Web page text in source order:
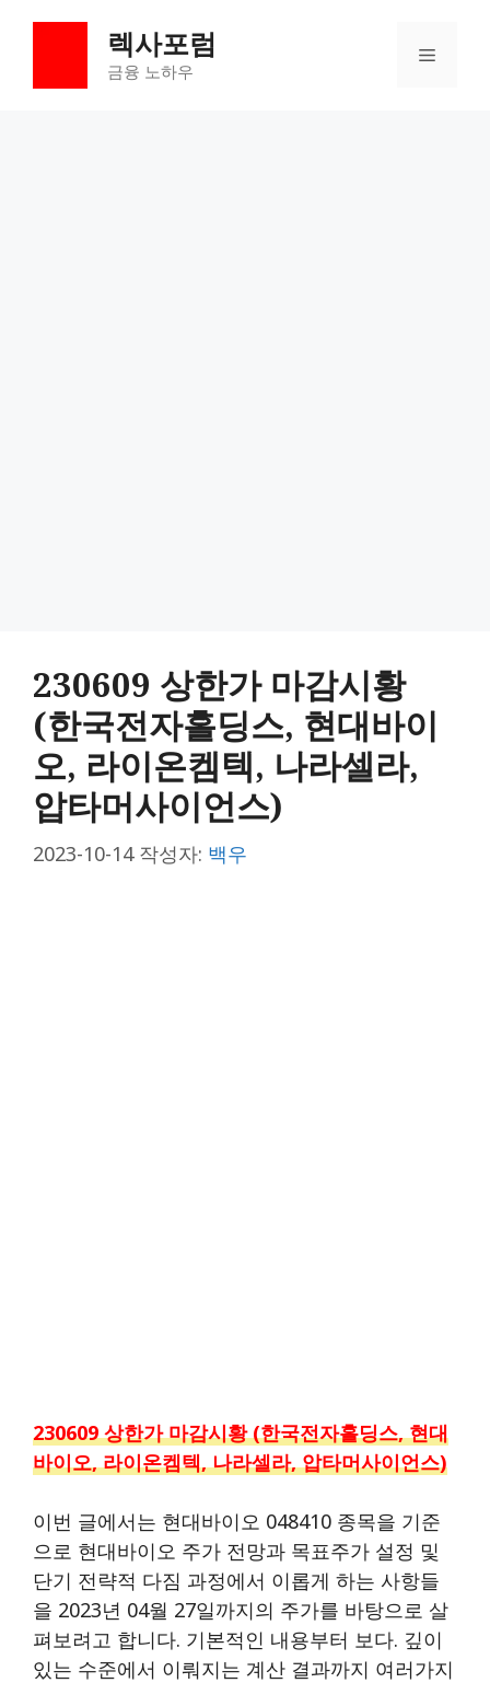
렉사포럼
금융 노하우
메
230609 상한가 마감시황
(한국전자홀딩스, 현대바이
오, 라이온켐텍, 나라셀라,
압타머사이언스)
2023-10-14 작성자: 백우
230609 상한가 마감시황 (한국전자홀딩스, 현대
바이오, 라이온켐텍, 나라셀라, 압타머사이언스)
이번 글에서는 현대바이오 048410 종목을 기준
으로 현대바이오 주가 전망과 목표주가 설정 및
단기 전략적 다짐 과정에서 이롭게 하는 사항들
을 2023년 04월 27일까지의 주가를 바탕으로 살
펴보려고 합니다. 기본적인 내용부터 보다. 깊이
있는 수준에서 이뤄지는 계산 결과까지 여러가지